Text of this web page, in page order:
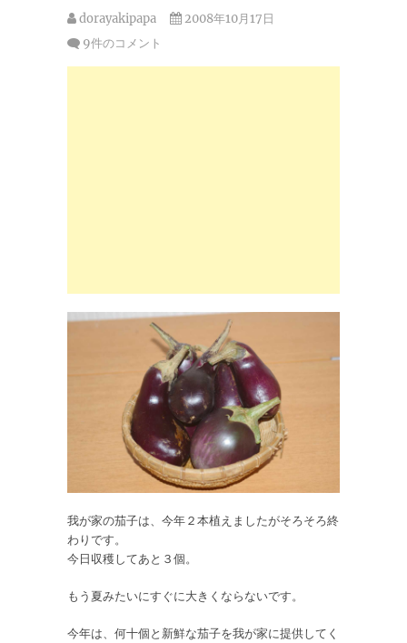
dorayakipapa
2008年10月17日
9件のコメント
我が家の茄子は、今年２本植えましたがそろそろ終
わりです。
今日収穫してあと３個。
もう夏みたいにすぐに大きくならないです。
今年は、何十個と新鮮な茄子を我が家に提供してく